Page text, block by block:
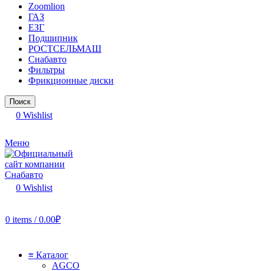
Zoomlion
ГАЗ
ЕЗГ
Подшипник
РОСТСЕЛЬМАШ
Снабавто
Фильтры
Фрикционные диски
Поиск
0 Wishlist
Меню
0 Wishlist
0 items / 0.00₽
≡ Каталог
AGCO